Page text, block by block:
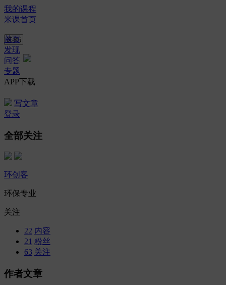
我的课程
米课首页
首页
发现
问答
专题
APP下载
写文章
登录
全部关注
环创客
环保专业
关注
22 内容
21 粉丝
63 关注
作者文章